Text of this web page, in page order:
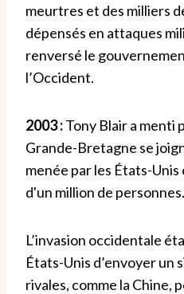
meurtres et des milliers
dépensés en attaques
renversé le
l’Occident.
2003 :Tony Blair a menti
Grande-Bretagne se
menée par les États-Unis
d'un million de personnes.
L’invasion occidentale
États-Unis d’envoyer un
rivales, comme la Chine,